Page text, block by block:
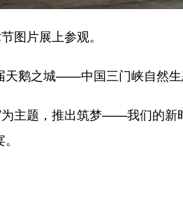
片展上参观。
鹅之城——中国三门峡自然生
主题，推出筑梦——我们的